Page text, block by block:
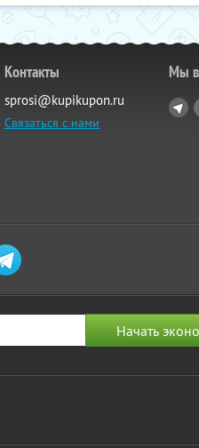
Контакты
sprosi@kupikupon.ru
Связаться с нами
Мы в